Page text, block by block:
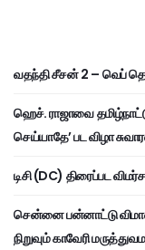
வதந்தி சீசன் 2 – வெப்
ஹெச். ராஜாவை
செய்யாதே’ பட விழா
டிசி (DC) திரைப்பட
சென்னை பன்னாட்டு
நிறுவும் காவேரி